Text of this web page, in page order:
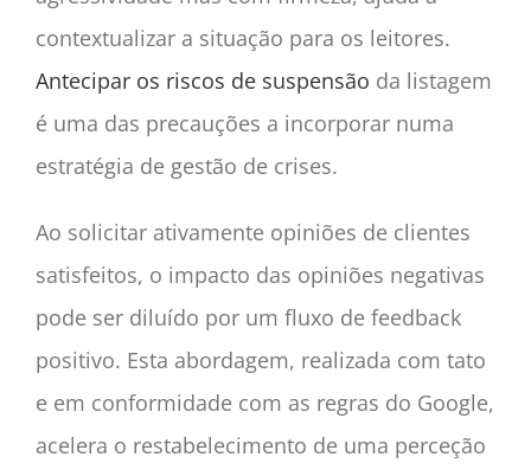
contextualizar a situação para os leitores.
Antecipar os riscos de suspensão da listagem
é uma das precauções a incorporar numa
estratégia de gestão de crises.
Ao solicitar ativamente opiniões de clientes
satisfeitos, o impacto das opiniões negativas
pode ser diluído por um fluxo de feedback
positivo. Esta abordagem, realizada com tato
e em conformidade com as regras do Google,
acelera o restabelecimento de uma perceção